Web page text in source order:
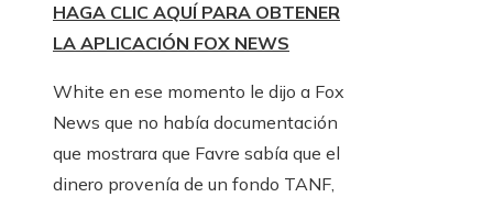
HAGA CLIC AQUÍ PARA OBTENER
LA APLICACIÓN FOX NEWS
White en ese momento le dijo a Fox
News que no había documentación
que mostrara que Favre sabía que el
dinero provenía de un fondo TANF,